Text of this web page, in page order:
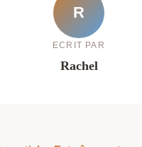
R
ECRIT PAR
Rachel